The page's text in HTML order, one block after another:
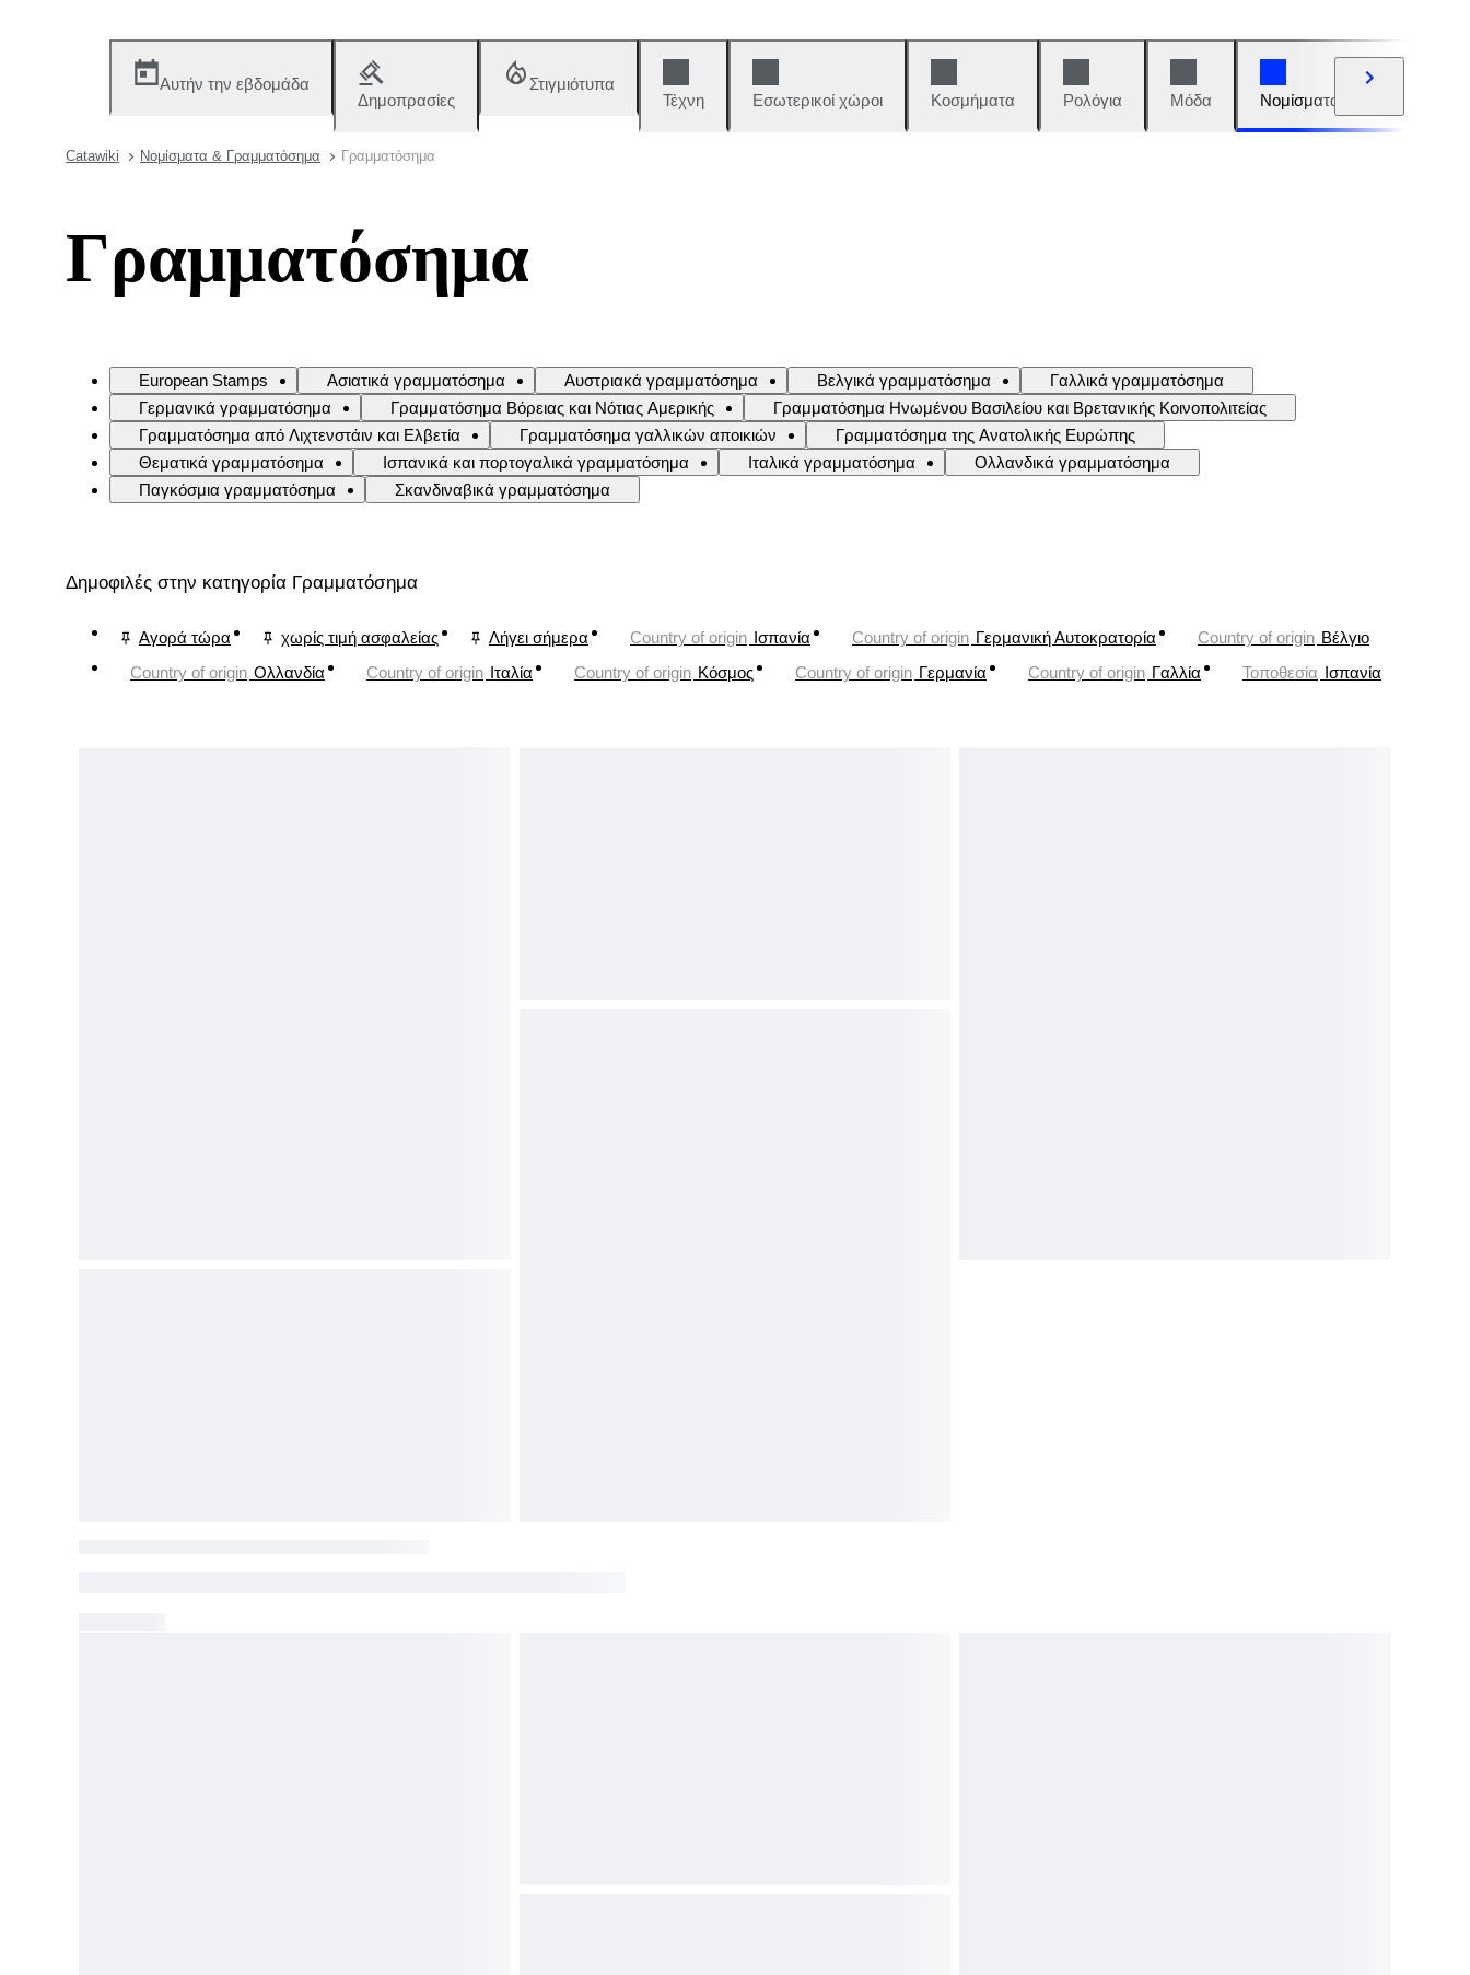
Αυτήν την εβδομάδα
Δημοπρασίες
Στιγμιότυπα
Τέχνη
Εσωτερικοί χώροι Κοσμήματα Ρολόγια Μόδα Νομίσματα και
Catawiki Νομίσματα & Γραμματόσημα Γραμματόσημα
Γραμματόσημα
European Stamps Ασιατικά γραμματόσημα Αυστριακά γραμματόσημα Βελγικά γραμματόσημα
Γαλλικά γραμματόσημα
Γερμανικά γραμματόσημα
Γραμματόσημα Βόρειας και Νότιας Αμερικής
Γραμματόσημα Ηνωμένου Βασιλείου και Βρετανικής Κοινοπολιτείας
Γραμματόσημα από Λιχτενστάιν και Ελβετία
Γραμματόσημα γαλλικών αποικιών
Γραμματόσημα της Ανατολικής Ευρώπης
Θεματικά γραμματόσημα
Ισπανικά και πορτογαλικά γραμματόσημα Ιταλικά γραμματόσημα
Ολλανδικά γραμματόσημα
Παγκόσμια γραμματόσημα
Σκανδιναβικά γραμματόσημα
Δημοφιλές στην κατηγορία Γραμματόσημα
Αγορά τώρα χωρίς τιμή ασφαλείας Λήγει σήμερα Country of origin Ισπανία Country of origin Γερμανική Αυτοκρατορία Country of origin Βέλγιο
Country of origin Ολλανδία Country of origin Ιταλία Country of origin Κόσμος Country of origin Γερμανία Country of origin Γαλλία Τοποθεσία Ισπανία